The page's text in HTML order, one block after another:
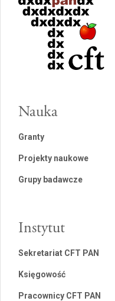
Nauka
Granty
Projekty naukowe
Grupy badawcze
Instytut
Sekretariat CFT PAN
Księgowość
Pracownicy CFT PAN